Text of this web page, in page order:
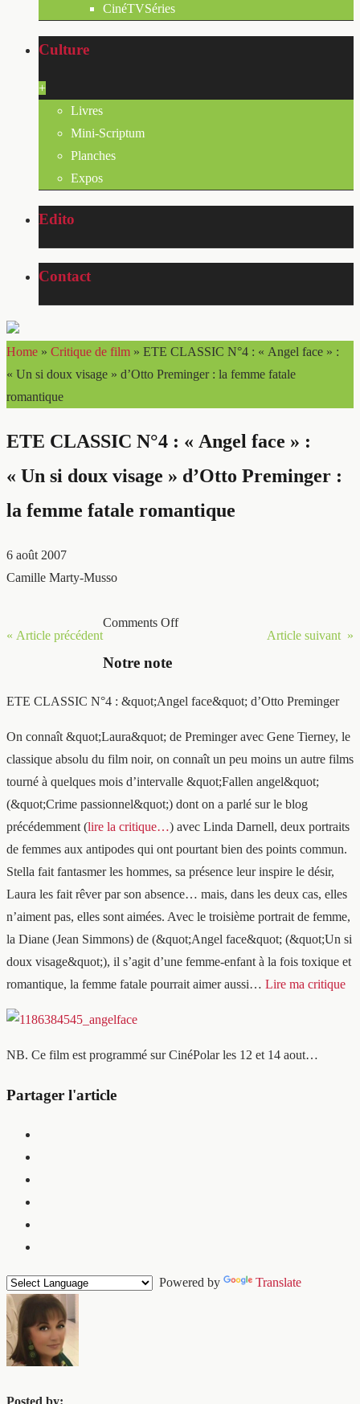
CinéTVSéries
Culture
+
Livres
Mini-Scriptum
Planches
Expos
Edito
Contact
Home » Critique de film » ETE CLASSIC N°4 : « Angel face » :
« Un si doux visage » d’Otto Preminger : la femme fatale
romantique
ETE CLASSIC N°4 : « Angel face » :
« Un si doux visage » d’Otto Preminger :
la femme fatale romantique
6 août 2007
Camille Marty-Musso
« Article précédent Article suivant »
Comments Off
Notre note
ETE CLASSIC N°4 : &quot;Angel face&quot; d’Otto Preminger
On connaît &quot;Laura&quot; de Preminger avec Gene Tierney, le
classique absolu du film noir, on connaît un peu moins un autre films
tourné à quelques mois d’intervalle &quot;Fallen angel&quot;
(&quot;Crime passionnel&quot;) dont on a parlé sur le blog
précédemment (lire la critique…) avec Linda Darnell, deux portraits
de femmes aux antipodes qui ont pourtant bien des points commun.
Stella fait fantasmer les hommes, sa présence leur inspire le désir,
Laura les fait rêver par son absence… mais, dans les deux cas, elles
n’aiment pas, elles sont aimées. Avec le troisième portrait de femme,
la Diane (Jean Simmons) de (&quot;Angel face&quot; (&quot;Un si
doux visage&quot;), il s’agit d’une femme-enfant à la fois toxique et
romantique, la femme fatale pourrait aimer aussi… Lire ma critique
NB. Ce film est programmé sur CinéPolar les 12 et 14 aout…
Partager l'article
Powered by Translate